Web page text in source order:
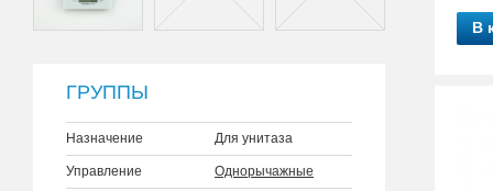
ГРУППЫ
Назначение Для унитаза
Управление Однорычажные
В